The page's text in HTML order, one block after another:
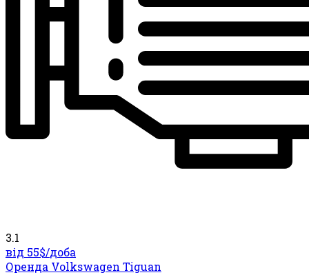
3.1
від 55$/доба
Оренда Volkswagen Tiguan